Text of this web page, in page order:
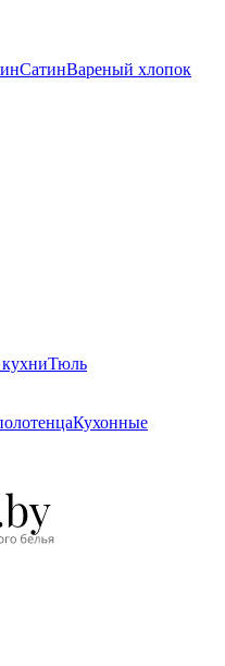
СатинВареный хлопок
Тюль
Кухонные